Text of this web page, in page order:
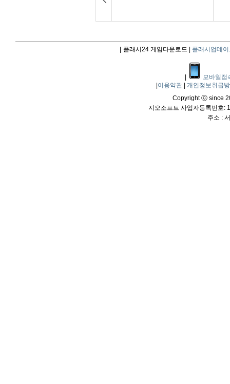
플래시24 게임다운로드 | 플래시업데이
모바일접
이용약관
개인정보취급
Copyright ⓒ since
지오소프트 사업자등록번호:
주소 :